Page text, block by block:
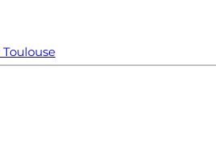
Toulouse